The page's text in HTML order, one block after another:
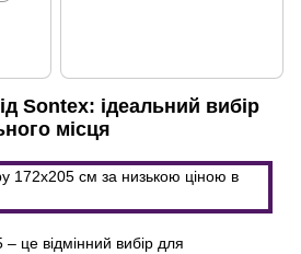
Sontex: ідеальний вибір
місця
це відмінний вибір для